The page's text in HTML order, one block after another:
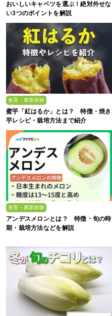
おいしいキャベツを選ぶ！絶対外せな
い3つのポイントを解説
食育・農業体験
蜜芋「紅はるか」とは？ 特徴・焼き
芋レシピ・栽培方法まで紹介
食育・農業体験
アンデスメロンとは？ 特徴・旬の時
期・栽培方法などを解説